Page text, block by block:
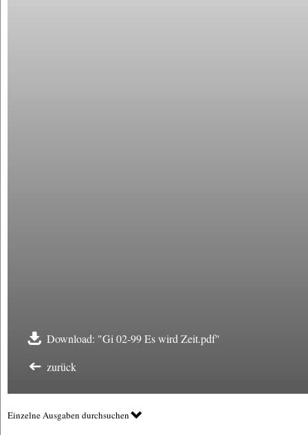
Download: "Gi 02-99 Es wird Zeit.pdf"
zurück
Einzelne Ausgaben durchsuchen